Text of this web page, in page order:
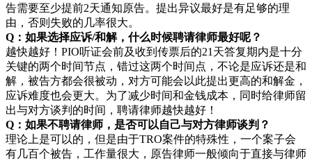
告需要至少提前2天通知原告。提出异议最好是有足够的理
由，否则失败的几率很大。
Q：如果选择应诉/和解，什么时候聘请律师最好呢？
越快越好！PIO听证会前及收到传票后的21天答复期内是十分
关键的两个时间节点，错过这两个时间点，不论是应诉还是和
解，被告方都会很被动，对方可能会以此提出更高的和解金，
应诉难度也会更大。为了减少时间和金钱成本，同时给律师留
出与对方谈判的时间，聘请律师越快越好！
Q：如果不聘请律师，是否可以自己与对方律师谈判？
理论上是可以的，但是由于TRO案件的特殊性，一个案子会
有几百个被告，工作量很大，原告律师一般倾向于直接与律师